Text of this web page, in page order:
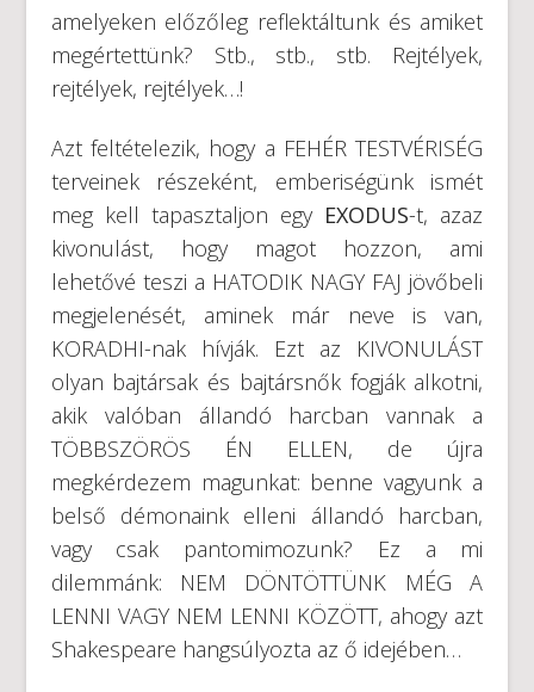
amelyeken előzőleg reflektáltunk és amiket
megértettünk? Stb., stb., stb. Rejtélyek,
rejtélyek, rejtélyek…!
Azt feltételezik, hogy a FEHÉR TESTVÉRISÉG
terveinek részeként, emberiségünk ismét
meg kell tapasztaljon egy EXODUS-t, azaz
kivonulást, hogy magot hozzon, ami
lehetővé teszi a HATODIK NAGY FAJ jövőbeli
megjelenését, aminek már neve is van,
KORADHI-nak hívják. Ezt az KIVONULÁST
olyan bajtársak és bajtársnők fogják alkotni,
akik valóban állandó harcban vannak a
TÖBBSZÖRÖS ÉN ELLEN, de újra
megkérdezem magunkat: benne vagyunk a
belső démonaink elleni állandó harcban,
vagy csak pantomimozunk? Ez a mi
dilemmánk: NEM DÖNTÖTTÜNK MÉG A
LENNI VAGY NEM LENNI KÖZÖTT, ahogy azt
Shakespeare hangsúlyozta az ő idejében…